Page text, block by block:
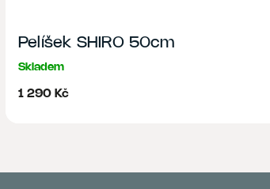
Pelíšek SHIRO 50cm
Skladem
1 290 Kč